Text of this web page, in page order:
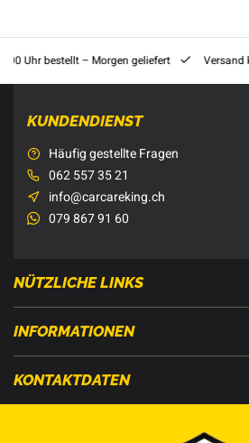
Uhr bestellt – Morgen geliefert Versand
KUNDENDIENST
Häufig gestellte Fragen
062 557 35 21
info@carcareking.ch
079 867 91 60
NÜTZLICHE LINKS
INFORMATIONEN
KONTAKTDATEN